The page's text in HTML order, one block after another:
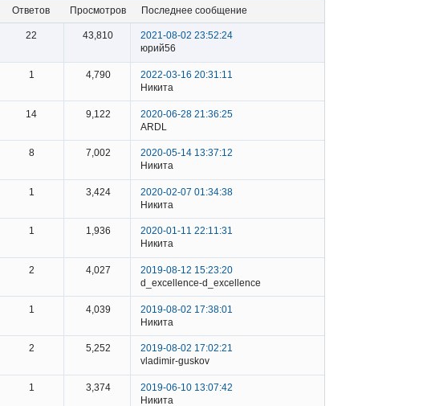
ответов просмотров последнее сообщение
22 43,810
2021-08-02 23:52:24
юрий56
1 4,790
2022-03-16 20:31:11
Никита
14 9,122
2020-06-28 21:36:25
ARDL
8 7,002
2020-05-14 13:37:12
Никита
1 3,424
2020-02-07 01:34:38
Никита
1 1,936
2020-01-11 22:11:31
Никита
2 4,027
2019-08-12 15:23:20
d_excellence-d_excellence
1 4,039
2019-08-02 17:38:01
Никита
2 5,252
2019-08-02 17:02:21
vladimir-guskov
1 3,374
2019-06-10 13:07:42
Никита